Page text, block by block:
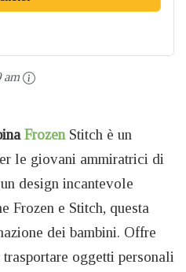
am
Frozen Stitch è un
le giovani ammiratrici di
design incantevole
Frozen e Stitch, questa
dei bambini. Offre
oggetti personali